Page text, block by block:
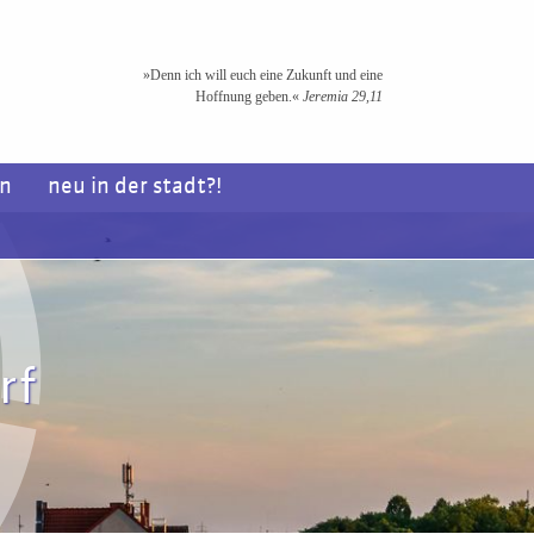
»Denn ich will euch eine Zukunft und eine
Hoffnung geben.« Jeremia 29,11
neu in der stadt?!